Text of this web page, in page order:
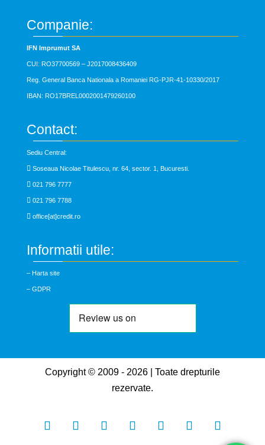
Companie:
IFN Imprumut SA
CUI: RO37700569 – J2017008436409
Reg. General Banca Nationala a Romaniei RG-PJR-41-10330/2017
IBAN: RO17BREL0002001479260100
Contact:
Sediu Central:
 Soseaua Nicolae Titulescu, nr. 64, sector. 1, Bucuresti.
 021 796 7777
 021 796 7788
 office[at]credit.ro
Informatii utile:
– Harta site
– GDPR
Copyright © 2009 - 2026 | Toate drepturile
rezervate.